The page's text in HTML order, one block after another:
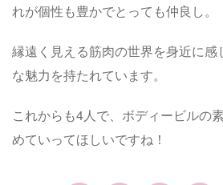
れが個性も豊かでとっても仲良し。
縁遠く見える筋肉の世界を身近に感
な魅力を持たれています。
これからも4人で、ボディービルの
めていってほしいですね！